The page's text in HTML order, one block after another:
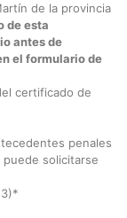
de la provincia
de esta
antes de
el formulario de
certificado de
penales
solicitarse